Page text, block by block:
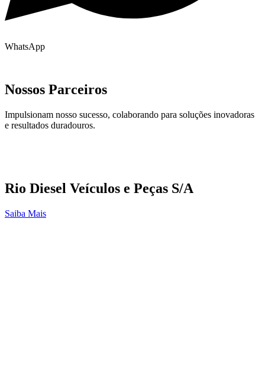
WhatsApp
Nossos Parceiros
Impulsionam nosso sucesso, colaborando para soluções inovadoras
e resultados duradouros.
Rio Diesel Veículos e Peças S/A
Saiba Mais